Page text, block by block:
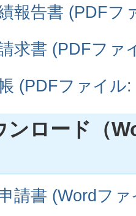
報告書 (PDFフ
求書 (PDFファ
(PDFファイル
ンロード（
請書 (Wordフ